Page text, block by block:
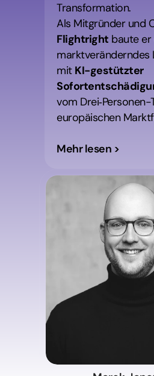
Transformation.
Flightright baute er
marktveränderndes
mit KI-gestützter
vom Drei‑Personen-
europäischen
Mehr lesen >